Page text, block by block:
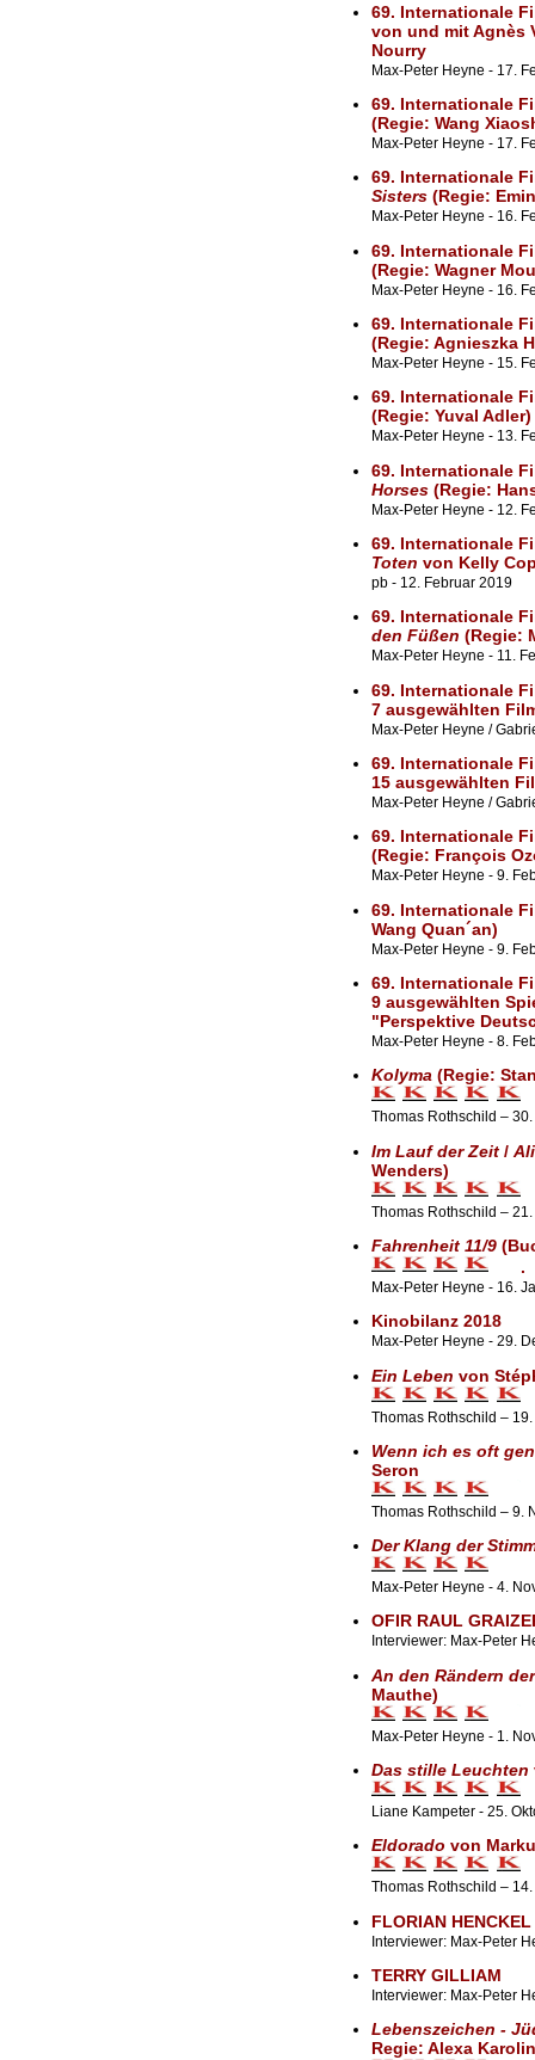
69. Internationale
von und mit Agnès
Nourry
Max-Peter Heyne - 17.
69. Internationale
(Regie: Wang
Max-Peter Heyne - 17.
69. Internationale
Sisters(Regie:
Max-Peter Heyne - 16.
69. Internationale
(Regie: Wagner
Max-Peter Heyne - 16.
69. Internationale
(Regie: Agnieszka
Max-Peter Heyne - 15.
69. Internationale
(Regie: Yuval Adler)
Max-Peter Heyne - 13.
69. Internationale
Horses(Regie:
Max-Peter Heyne - 12.
69. Internationale
Toten von Kelly
pb - 12. Februar 2019
69. Internationale
den Füßen (Regie:
Max-Peter Heyne - 11.
69. Internationale
7 ausgewählten
Max-Peter Heyne /
69. Internationale
15 ausgewählten
Max-Peter Heyne /
69. Internationale
(Regie: François
Max-Peter Heyne - 9.
69. Internationale
Wang Quan´an)
Max-Peter Heyne - 9.
69. Internationale
9 ausgewählten
"Perspektive
Max-Peter Heyne - 8.
Kolyma (Regie:
Thomas Rothschild –
Im Lauf der Zeit/
Wenders)
Thomas Rothschild –
Fahrenheit 11/9
.
Max-Peter Heyne - 16.
Kinobilanz 2018
Max-Peter Heyne - 29.
Ein Leben von
Thomas Rothschild –
Wenn ich es oft
Seron
Thomas Rothschild – 9.
Der Klang der
Max-Peter Heyne - 4.
OFIR RAUL
Interviewer: Max-Peter
An den Rändern
Mauthe)
Max-Peter Heyne - 1.
Das stille Leuchten
Liane Kampeter - 25.
Eldorado von
Thomas Rothschild –
FLORIAN
Interviewer: Max-Peter
TERRY GILLIAM
Interviewer: Max-Peter
Lebenszeichen -
Regie: Alexa